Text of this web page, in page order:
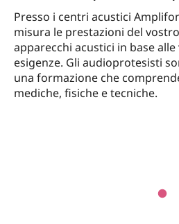
Presso i centri acustici
misura le prestazioni del
apparecchi acustici in base
esigenze. Gli audioprotesisti
una formazione che
mediche, fisiche e tecniche.